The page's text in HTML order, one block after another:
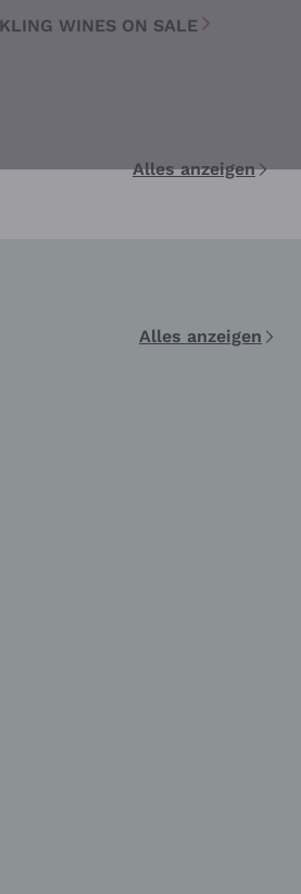
WINES ON SALE
Alles anzeigen
Alles anzeigen